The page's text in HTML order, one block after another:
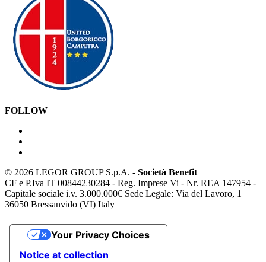
FOLLOW
© 2026 LEGOR GROUP S.p.A. - Società Benefit
CF e P.Iva IT 00844230284 - Reg. Imprese Vi - Nr. REA 147954 -
Capitale sociale i.v. 3.000.000€ Sede Legale: Via del Lavoro, 1
36050 Bressanvido (VI) Italy
Notice at collection
Your Privacy Choices